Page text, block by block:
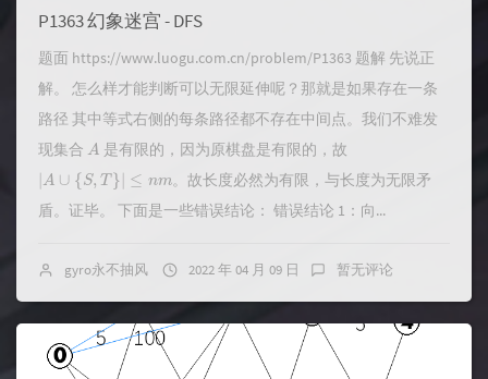
P1363 幻象迷宫 - DFS
题面 https://www.luogu.com.cn/problem/P1363 题解 先说正
解。 怎么样才能判断可以无限延伸呢？那就是如果存在一条
路径 其中等式右侧的每条路径都不存在中间点。我们不难发
现集合
A 是有限的，因为原棋盘是有限的，故
| A∪ ,T }| ≤nm
。故长度必然为有限，与长度为无限矛
盾。证毕。 下面是一些错误结论： 错误结论 1：向...
gyro永不抽风 2022 年 04 月 09 日 暂无评论